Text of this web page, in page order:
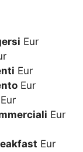
Eur
Eur
Eur
Eur
Eur
Eur